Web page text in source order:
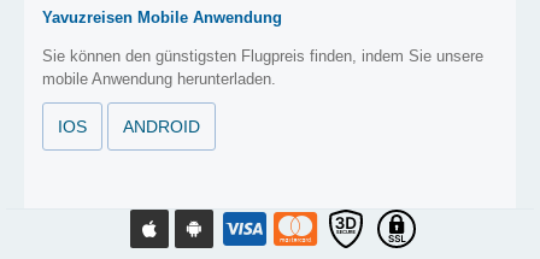
Yavuzreisen Mobile Anwendung
Sie können den günstigsten Flugpreis finden, indem Sie unsere
mobile Anwendung herunterladen.
IOS ANDROID